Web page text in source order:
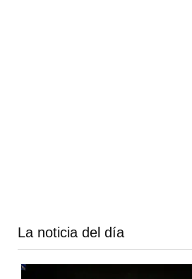
La noticia del día